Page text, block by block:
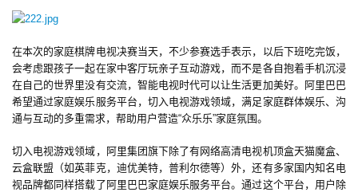
单
机
游
戏
休
闲
游
在本次的家庭棋牌电视决赛当天，不少参赛选手表示，以后下班吃完饭，
会考虑跟孩子一起在家中客厅玩亲子互动游戏，而不是各自抱着手机沉浸
在自己的世界里没有交流，智能电视时代可以让生活更加美好。阿里巴巴
希望通过家庭娱乐服务平台，切入电视游戏领域，满足家庭群体娱乐、沟
通与互动的多重需求，帮助用户营造“众乐乐”家庭氛围。
切入电视游戏领域，阿里集团旗下除了有网络高清电视机顶盒天猫魔盒、
云盒联盟（如英菲克，迪优美特，普利尔德等）外，还有多家国内知名电
视品牌都同样搭载了阿里巴巴家庭娱乐服务平台。通过这个平台，用户除